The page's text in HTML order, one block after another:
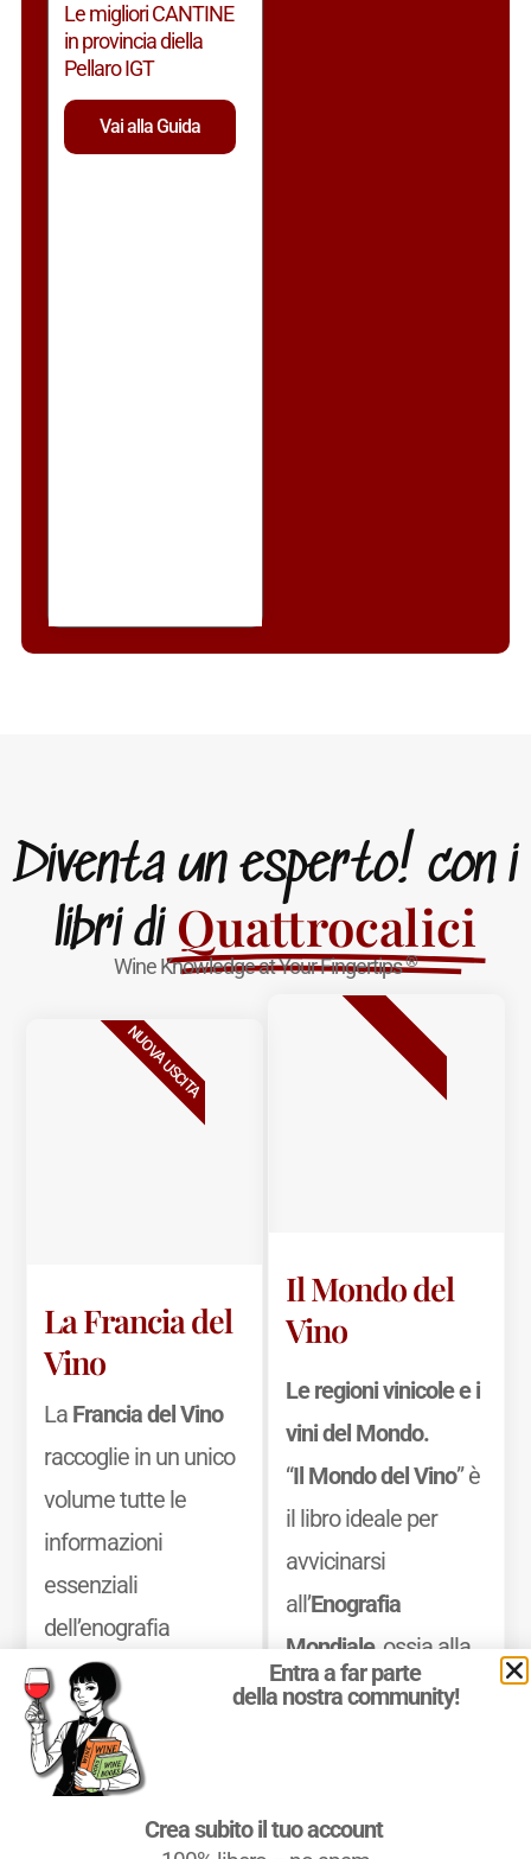
Le migliori CANTINE
in provincia diella
Pellaro IGT
Vai alla Guida
Diventa un esperto! con i
libri di Quattrocalici
Wine Knowledge at Your Fingertips®
La Francia del
Vino
La Francia del Vino
raccoglie in un unico
volume tutte le
informazioni
essenziali
dell’enografia
francese, offrendo
una guida precisa e
consultabile dei
territori. Il libro unisce
le informazioni
NUOVA USCITA
Il Mondo del
Vino
Le regioni vinicole e i
vini del Mondo.
“Il Mondo del Vino” è
il libro ideale per
avvicinarsi
all’Enografia
Mondiale, ossia alla
Geografia del Vino
propria conoscenza
BESTSELLER
Entra a far parte
della nostra community!
Crea subito il tuo account